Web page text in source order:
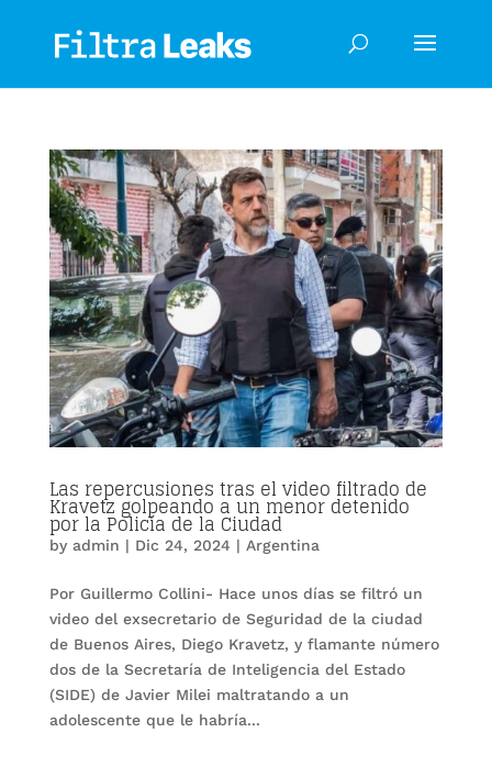
Las repercusiones tras el video filtrado de
Kravetz golpeando a un menor detenido
por la Policía de la Ciudad
by admin | Dic 24, 2024 | Argentina
Por Guillermo Collini- Hace unos días se filtró un
video del exsecretario de Seguridad de la ciudad
de Buenos Aires, Diego Kravetz, y flamante número
dos de la Secretaría de Inteligencia del Estado
(SIDE) de Javier Milei maltratando a un
adolescente que le habría...